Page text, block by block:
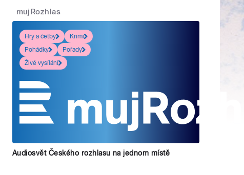
mujRozhlas
Hry a četby
Krimi
Pohádky
Pořady
Živé vysílání
Audiosvět Českého rozhlasu na jednom místě